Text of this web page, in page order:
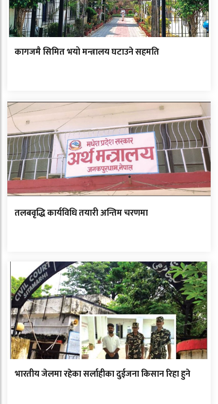
कागजमै सिमित भयो मन्त्रालय घटाउने सहमति
तलबवृद्धि कार्यविधि तयारी अन्तिम चरणमा
भारतीय जेलमा रहेका सर्लाहीका दुईजना किसान रिहा हुने